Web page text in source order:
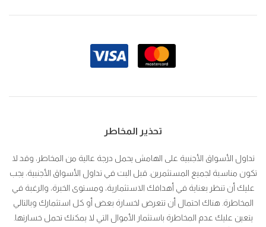
تحذير المخاطر
تداول الأسواق الأجنبية على الهامش يحمل درجة عالية من المخاطر، وقد لا
تكون مناسبة لجميع المستثمرين. قبل البت في تداول الأسواق الأجنبية، يجب
عليك أن تنظر بعناية في أهدافك الاستثمارية، ومستوى الخبرة، والرغبة في
المخاطرة. هناك احتمال أن تتعرض لخسارة بعض أو كل استثمارك وبالتالي
يتعين عليك عدم المخاطرة باستثمار الأموال التي لا يمكنك تحمل خسارتها.